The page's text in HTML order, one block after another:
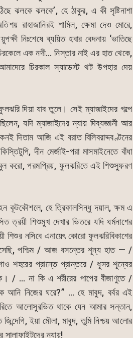
ঝলকে ঝলকে’, হে ঠাকুর, এ কী সৃষ্টিনাশা
রাহাজানিরই শামিল, ক্ষেমা দেও মোরে,
নিঃশেষে ব্যয়িত হবার বেদনায় ‘ভাতিছে
চিরকেলে এক নদী… নিস্তার নাই এর হাত থেকে,
চিরকাল স্যাডেস্ট থট উপহার দেয়
দিয়া যাব তুলে। সেই ম্যাজাইদের গল্পে
যদি ম্যাজাইদের ন্যায় দিব্যজ্ঞানী আর
দিতাম আজি এই বরাত বিলিবরাদ্দবণ্টনের
দীন মের্জাই-পরা মাসমাইনেতে বাঁধা
করো, পরমপ্রিয়, ফুলঝরিতে এই শিশুস্ফুরণ
কূটকৌশলে, হে ত্রিকালসিন্ধু দয়াল, ক্ষম এ
শিশুমুখ দেখার ভিতরে যদি ধর্মনাশের
শিশুর নসিবে এনায়েৎ কোরো ফুলঝরিবিকাশের
পশ্চিম / আজ বসন্তের শূন্য হাত — /
শহরের প্রান্তে প্রান্তরে / ধূসর শূন্যের
/ … না কি এ শরীরের পাপের বীজাণুতে /
নিজের ঘরে?” … হে মাবুদ, বর্বর এই
আলোসুরভিত থাকে যেন আমার সন্তান,
ইয়া মৌলা, মাবুদ, তুমি নিশ্চয় আলোর
ন্যায়!